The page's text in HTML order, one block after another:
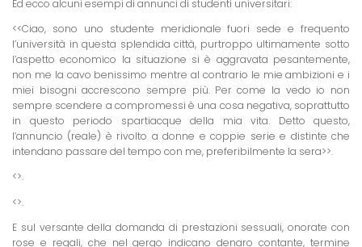
Ed ecco alcuni esempi di annunci di studenti universitari:
<<Ciao, sono uno studente meridionale fuori sede e frequento
l’università in questa splendida città, purtroppo ultimamente sotto
l’aspetto economico la situazione si è aggravata pesantemente,
non me la cavo benissimo mentre al contrario le mie ambizioni e i
miei bisogni accrescono sempre più. Per come la vedo io non
sempre scendere a compromessi è una cosa negativa, soprattutto
in questo periodo spartiacque della mia vita. Detto questo,
l’annuncio (reale) è rivolto a donne e coppie serie e distinte che
intendano passare del tempo con me, preferibilmente la sera>>.
<>.
<>.
E sul versante della domanda di prestazioni sessuali, onorate con
rose e regali, che nel gergo indicano denaro contante, termine